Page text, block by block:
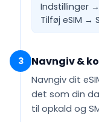
Indstillinger
Tilføj eSIM →
3 Navngiv &
Navngiv dit
det som din
til opkald og